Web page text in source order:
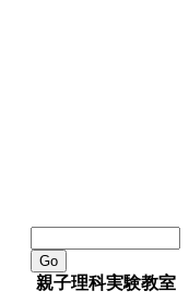
Go
親子理科実験教室